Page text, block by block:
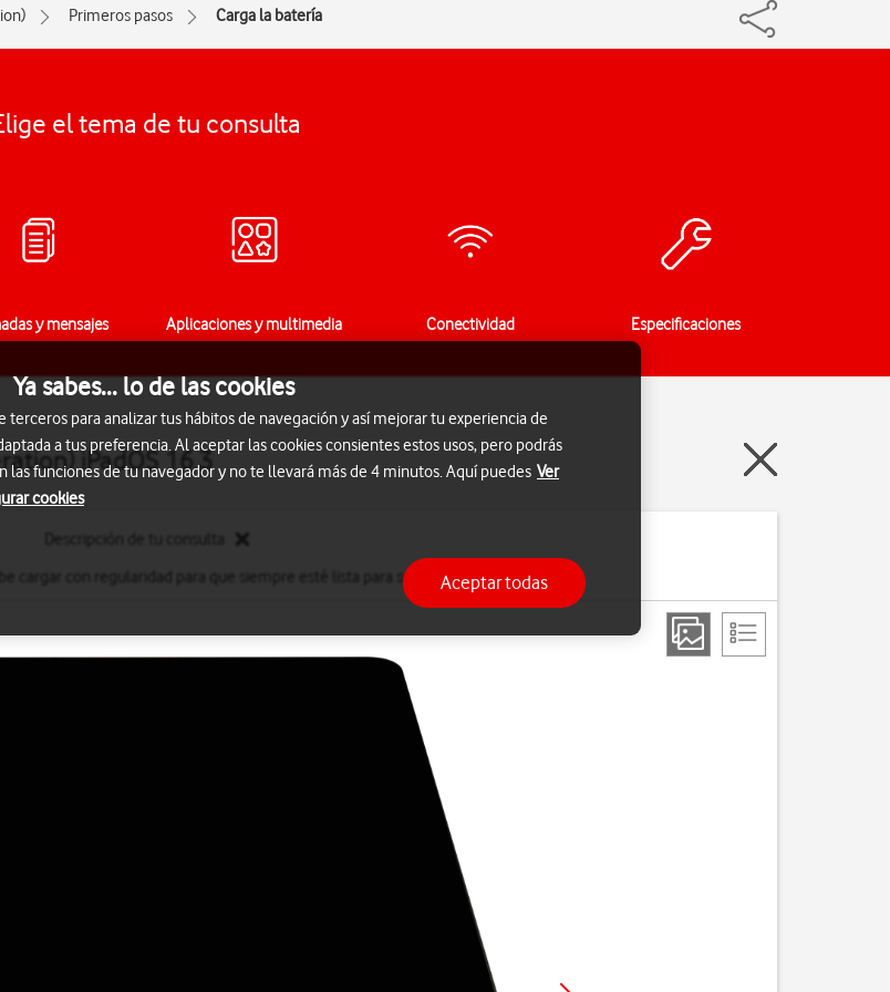
Primeros pasos Carga la batería
el tema de tu consulta
y mensajes Aplicaciones y multimedia Conectividad Especificaciones
iPadOS 16.3
cargar con regularidad para que siempre esté lista para ser utilizada.
Ya sabes... lo de las cookies
terceros para analizar tus hábitos de navegación y así mejorar tu experiencia de
a tus preferencia. Al aceptar las cookies consientes estos usos, pero podrás
funciones de tu navegador y no te llevará más de 4 minutos. Aquí puedes Ver
cookies
Aceptar todas